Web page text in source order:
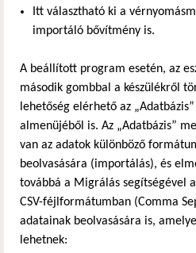
Itt választható ki a
importáló bővítmény is.
A beállított program esetén, az
második gombbal a készülékről
lehetőség elérhető az
almenüjéből is. Az „Adatbázis”
van az adatok különböző
beolvasására (importálás), és
továbbá a Migrálás segítségével
CSV-féjlformátumban (Comma
adatainak beolvasására is,
lehetnek: